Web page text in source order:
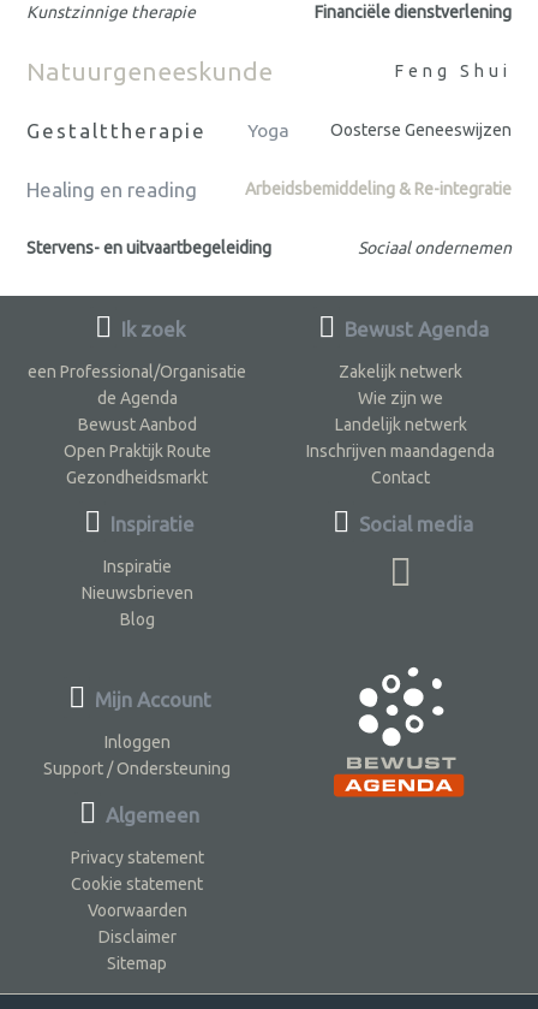
Kunstzinnige therapie Financiële dienstverlening
Natuurgeneeskunde Feng Shui
Gestalttherapie Yoga Oosterse Geneeswijzen
Healing en reading Arbeidsbemiddeling & Re-integratie
Stervens- en uitvaartbegeleiding Sociaal ondernemen
Ik zoek
een Professional/Organisatie
de Agenda
Bewust Aanbod
Open Praktijk Route
Gezondheidsmarkt
Inspiratie
Inspiratie
Nieuwsbrieven
Blog
Bewust Agenda
Zakelijk netwerk
Wie zijn we
Landelijk netwerk
Inschrijven maandagenda
Contact
Social media
Mijn Account
Inloggen
Support / Ondersteuning
Algemeen
Privacy statement
Cookie statement
Voorwaarden
Disclaimer
Sitemap